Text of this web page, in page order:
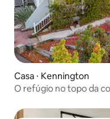
Casa ⋅ Kennington
O refúgio no topo da